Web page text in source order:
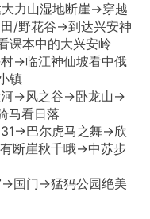
力山湿地断崖→穿越
/野花谷→到达兴安神
课本中的大兴安岭
→临江神仙坡看中俄
镇
河→风之谷→卧龙山→
马看日落
巴尔虎马之舞→欣
断崖秋千哦→中苏步
国门→猛犸公园绝美